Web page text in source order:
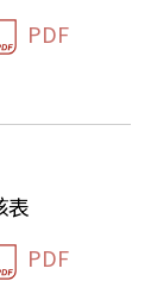
PDF
表
PDF